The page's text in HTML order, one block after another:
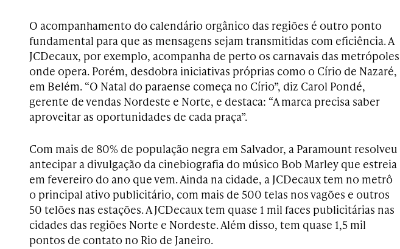
O acompanhamento do calendário orgânico das regiões é outro ponto
fundamental para que as mensagens sejam transmitidas com eficiência. A
JCDecaux, por exemplo, acompanha de perto os carnavais das metrópoles
onde opera. Porém, desdobra iniciativas próprias como o Círio de Nazaré,
em Belém. “O Natal do paraense começa no Círio”, diz Carol Pondé,
gerente de vendas Nordeste e Norte, e destaca: “A marca precisa saber
aproveitar as oportunidades de cada praça”.
Com mais de 80% de população negra em Salvador, a Paramount resolveu
antecipar a divulgação da cinebiografia do músico Bob Marley que estreia
em fevereiro do ano que vem. Ainda na cidade, a JCDecaux tem no metrô
o principal ativo publicitário, com mais de 500 telas nos vagões e outros
50 telões nas estações. A JCDecaux tem quase 1 mil faces publicitárias nas
cidades das regiões Norte e Nordeste. Além disso, tem quase 1,5 mil
pontos de contato no Rio de Janeiro.